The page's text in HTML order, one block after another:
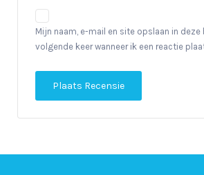
Mijn naam, e-mail en site opslaan in
volgende keer wanneer ik een reactie